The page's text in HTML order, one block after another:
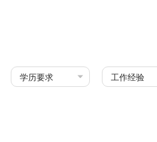
学历要求 工作经验